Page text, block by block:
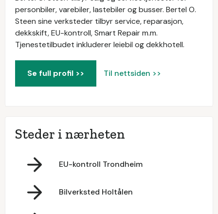
personbiler, varebiler, lastebiler og busser. Bertel O.
Steen sine verksteder tilbyr service, reparasjon,
dekkskift, EU-kontroll, Smart Repair m.m.
Tjenestetilbudet inkluderer leiebil og dekkhotell.
Se full profil >> Til nettsiden >>
Steder i nærheten
EU-kontroll Trondheim
Bilverksted Holtålen